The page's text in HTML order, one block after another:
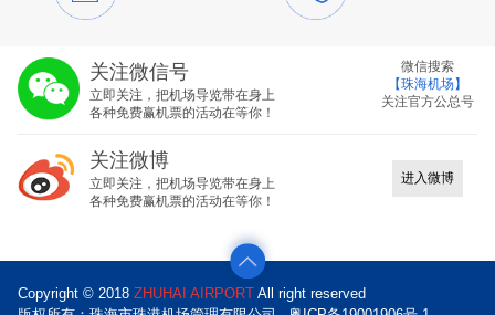
微信搜索
【珠海机场】
关注官方公总号
关注微信号
立即关注，把机场导览带在身上
各种免费赢机票的活动在等你！
进入微博
关注微博
立即关注，把机场导览带在身上
各种免费赢机票的活动在等你！
Copyright © 2018ZHUHAI AIRPORT All right reserved